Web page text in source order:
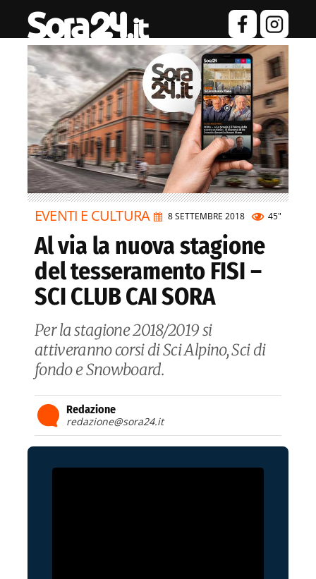
8 SETTEMBRE 2018 45"
EVENTI E CULTURA
Al via la nuova stagione
del tesseramento FISI –
SCI CLUB CAI SORA
Per la stagione 2018/2019 si
attiveranno corsi di Sci Alpino, Sci di
fondo e Snowboard.
Redazione
redazione@sora24.it